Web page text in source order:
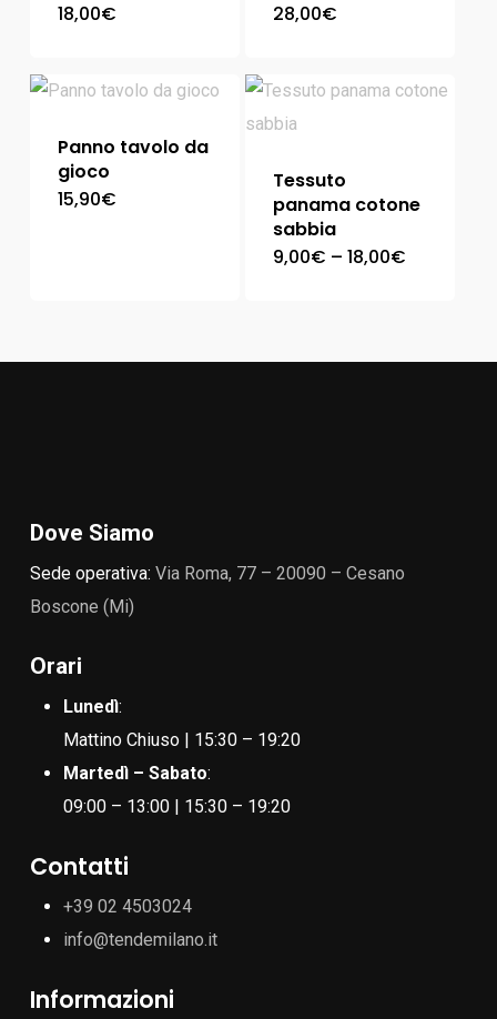
18,00€
28,00€
Panno tavolo da
gioco
15,90€
Tessuto
panama cotone
sabbia
9,00€ –18,00€
Dove Siamo
Sede operativa: Via Roma, 77 – 20090 – Cesano
Boscone (Mi)
Orari
Lunedì:
Mattino Chiuso | 15:30 – 19:20
Martedì – Sabato:
09:00 – 13:00 | 15:30 – 19:20
Contatti
+39 02 4503024
info@tendemilano.it
Informazioni